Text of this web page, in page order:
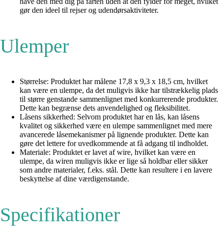
gør den ideel til rejser og udendørsaktiviteter.
Ulemper
Størrelse: Produktet har målene 17,8 x 9,3 x 18,5 cm, hvilket
kan være en ulempe, da det muligvis ikke har tilstrækkelig plads
til større genstande sammenlignet med konkurrerende produkter.
Dette kan begrænse dets anvendelighed og fleksibilitet.
Låsens sikkerhed: Selvom produktet har en lås, kan låsens
kvalitet og sikkerhed være en ulempe sammenlignet med mere
avancerede låsemekanismer på lignende produkter. Dette kan
gøre det lettere for uvedkommende at få adgang til indholdet.
Materiale: Produktet er lavet af wire, hvilket kan være en
ulempe, da wiren muligvis ikke er lige så holdbar eller sikker
som andre materialer, f.eks. stål. Dette kan resultere i en lavere
beskyttelse af dine værdigenstande.
Specifikationer